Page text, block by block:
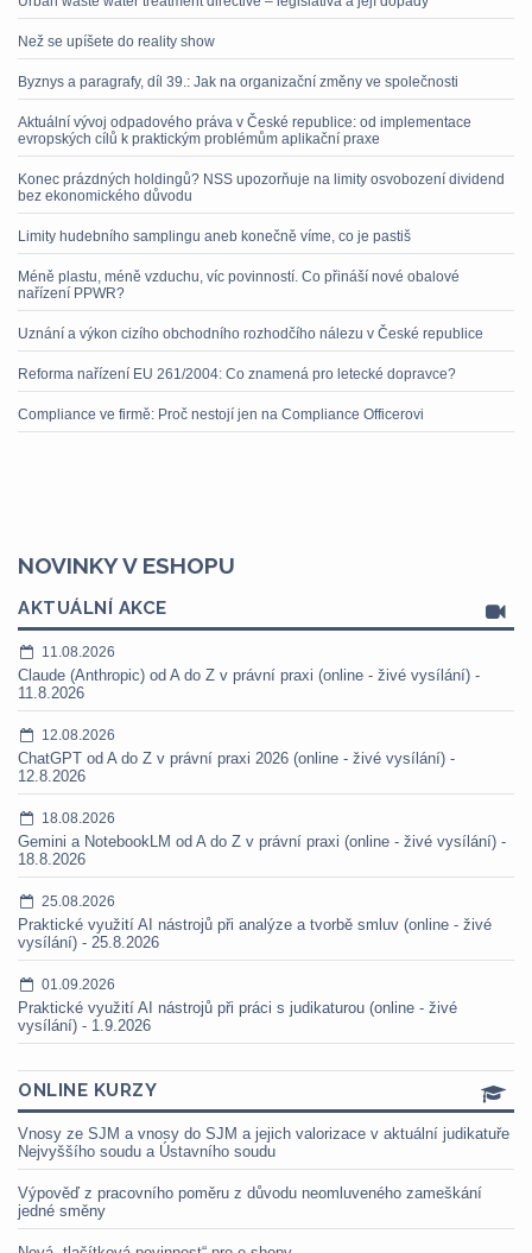
Než se upíšete do reality show
Byznys a paragrafy, díl 39.: Jak na organizační změny ve společnosti
Aktuální vývoj odpadového práva v České republice: od implementace
evropských cílů k praktickým problémům aplikační praxe
Konec prázdných holdingů? NSS upozorňuje na limity osvobození dividend
bez ekonomického důvodu
Limity hudebního samplingu aneb konečně víme, co je pastiš
Méně plastu, méně vzduchu, víc povinností. Co přináší nové obalové
nařízení PPWR?
Uznání a výkon cizího obchodního rozhodčího nálezu v České republice
Reforma nařízení EU 261/2004: Co znamená pro letecké dopravce?
Compliance ve firmě: Proč nestojí jen na Compliance Officerovi
NOVINKY V ESHOPU
AKTUÁLNÍ AKCE
11.08.2026
Claude (Anthropic) od A do Z v právní praxi (online - živé vysílání) -
11.8.2026
12.08.2026
ChatGPT od A do Z v právní praxi 2026 (online - živé vysílání) -
12.8.2026
18.08.2026
Gemini a NotebookLM od A do Z v právní praxi (online - živé vysílání) -
18.8.2026
25.08.2026
Praktické využití AI nástrojů při analýze a tvorbě smluv (online - živé
vysílání) - 25.8.2026
01.09.2026
Praktické využití AI nástrojů při práci s judikaturou (online - živé
vysílání) - 1.9.2026
ONLINE KURZY
Vnosy ze SJM a vnosy do SJM a jejich valorizace v aktuální judikatuře
Nejvyššího soudu a Ústavního soudu
Výpověď z pracovního poměru z důvodu neomluveného zameškání
jedné směny